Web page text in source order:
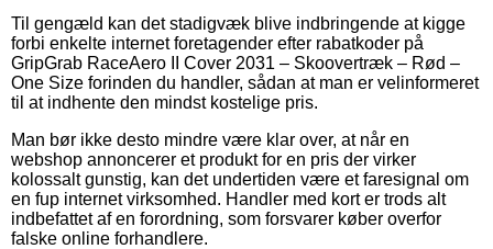
Til gengæld kan det stadigvæk blive indbringende at kigge
forbi enkelte internet foretagender efter rabatkoder på
GripGrab RaceAero II Cover 2031 – Skoovertræk – Rød –
One Size forinden du handler, sådan at man er velinformeret
til at indhente den mindst kostelige pris.
Man bør ikke desto mindre være klar over, at når en
webshop annoncerer et produkt for en pris der virker
kolossalt gunstig, kan det undertiden være et faresignal om
en fup internet virksomhed. Handler med kort er trods alt
indbefattet af en forordning, som forsvarer køber overfor
falske online forhandlere.